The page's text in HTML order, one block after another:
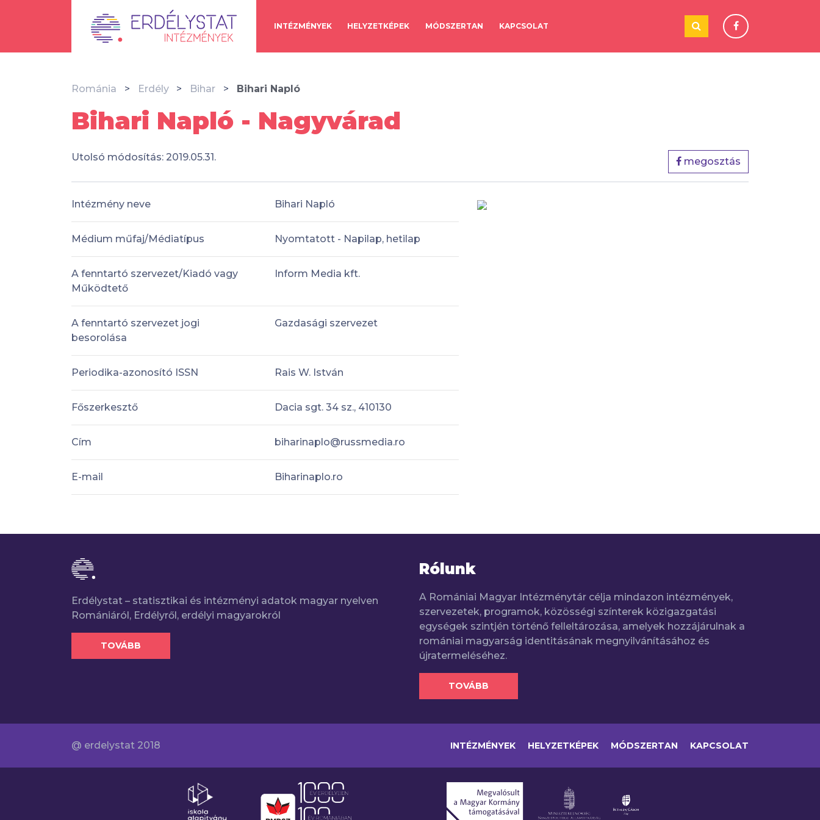
INTÉZMÉNYEK HELYZETKÉPEK MÓDSZERTAN KAPCSOLAT
Románia Erdély Bihar Bihari Napló
Bihari Napló - Nagyvárad
Utolsó módosítás: 2019.05.31. megosztás
Intézmény neve Bihari Napló
Médium műfaj/Médiatípus Nyomtatott - Napilap, hetilap
A fenntartó szervezet/Kiadó vagy
Működtető
Inform Media kft.
A fenntartó szervezet jogi
besorolása
Gazdasági szervezet
Periodika-azonosító ISSN Rais W. István
Főszerkesztő Dacia sgt. 34 sz., 410130
Cím biharinaplo@russmedia.ro
E-mail Biharinaplo.ro
Erdélystat – statisztikai és intézményi adatok magyar nyelven
Romániáról, Erdélyről, erdélyi magyarokról
TOVÁBB
Rólunk
A Romániai Magyar Intézménytár célja mindazon intézmények,
szervezetek, programok, közösségi színterek közigazgatási
egységek szintjén történő felleltározása, amelyek hozzájárulnak a
romániai magyarság identitásának megnyilvánításához és
újratermeléséhez.
TOVÁBB
@ erdelystat 2018 INTÉZMÉNYEK HELYZETKÉPEK MÓDSZERTAN KAPCSOLAT